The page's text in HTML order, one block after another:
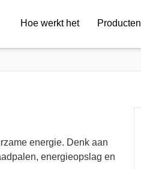
Hoe werkt het Producten
energie. Denk aan
energieopslag en